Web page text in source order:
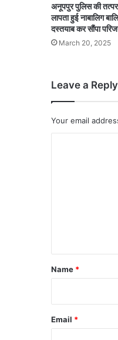
अनूपपुर पुलिस की
लापता हुई नाबालिग
दस्तयाब कर सौंपा
March 20, 2025
Leave a Reply
Your email
*
Name *
Email *